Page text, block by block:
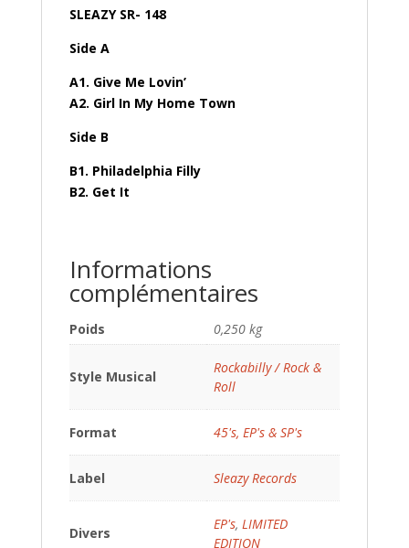
SLEAZY SR- 148
Side A
A1. Give Me Lovin’
A2. Girl In My Home Town
Side B
B1. Philadelphia Filly
B2. Get It
Informations
complémentaires
Poids 0,250 kg
Style Musical
Rockabilly / Rock &
Roll
Format 45's, EP's & SP's
Label Sleazy Records
Divers
EP's, LIMITED
EDITION